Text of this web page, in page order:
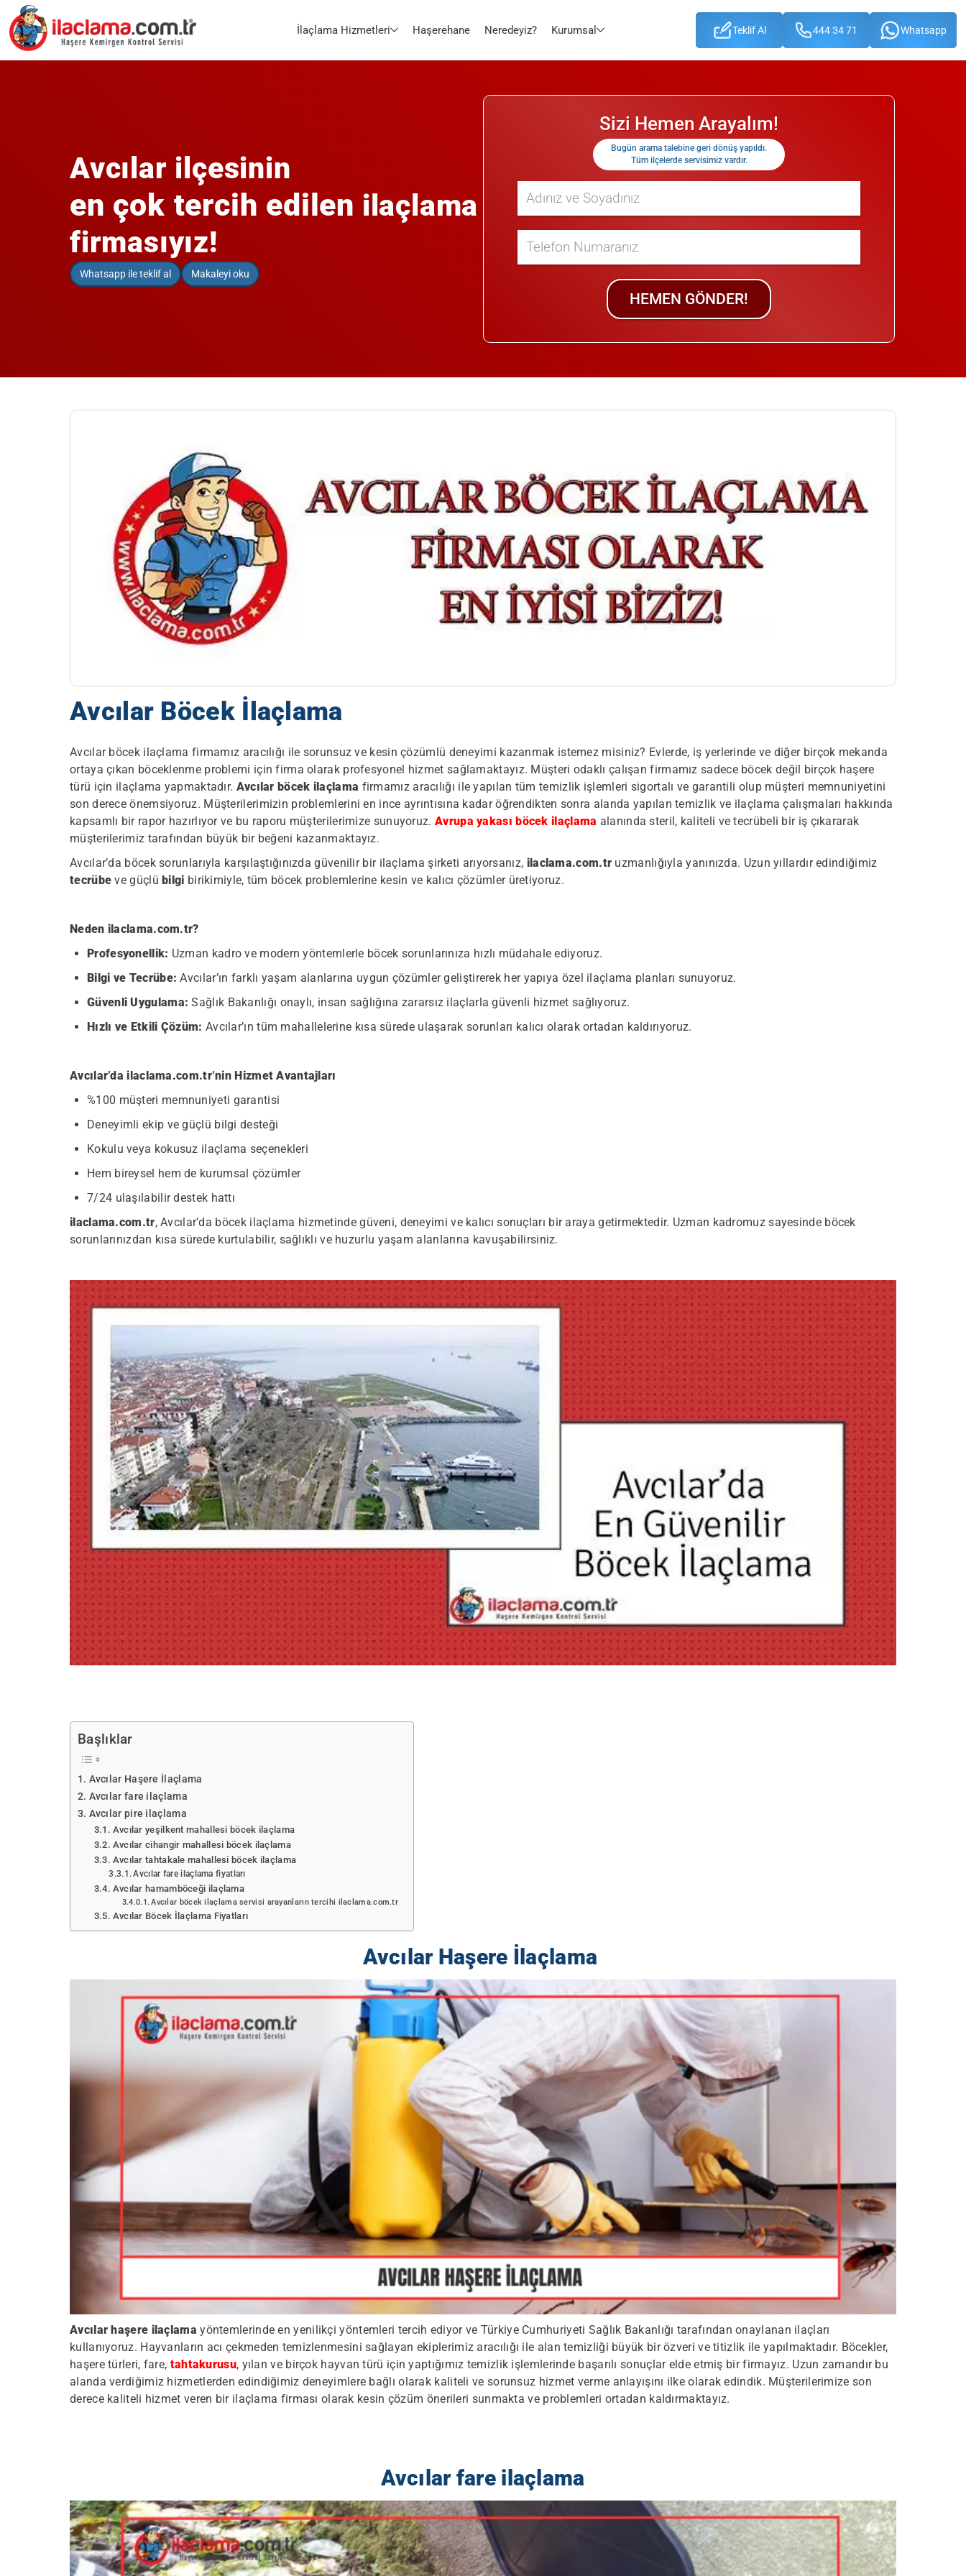
İlaçlama Hizmetleri Haşerehane Neredeyiz? Kurumsal Teklif Al 444 34 71 Whatsapp
Sizi Hemen Arayalım!
Bugün arama talebine geri dönüş yapıldı.
Tüm ilçelerde servisimiz vardır.
HEMEN GÖNDER!
Avcılar ilçesinin
en çok tercih edilen ilaçlama
firmasıyız!
Whatsapp ile teklif al Makaleyi oku
Avcılar Böcek İlaçlama
Avcılar böcek ilaçlama firmamız aracılığı ile sorunsuz ve kesin çözümlü deneyimi kazanmak istemez misiniz? Evlerde, iş yerlerinde ve diğer birçok mekanda
ortaya çıkan böceklenme problemi için firma olarak profesyonel hizmet sağlamaktayız. Müşteri odaklı çalışan firmamız sadece böcek değil birçok haşere
türü için ilaçlama yapmaktadır. Avcılar böcek ilaçlama firmamız aracılığı ile yapılan tüm temizlik işlemleri sigortalı ve garantili olup müşteri memnuniyetini
son derece önemsiyoruz. Müşterilerimizin problemlerini en ince ayrıntısına kadar öğrendikten sonra alanda yapılan temizlik ve ilaçlama çalışmaları hakkında
kapsamlı bir rapor hazırlıyor ve bu raporu müşterilerimize sunuyoruz. Avrupa yakası böcek ilaçlama alanında steril, kaliteli ve tecrübeli bir iş çıkararak
müşterilerimiz tarafından büyük bir beğeni kazanmaktayız.
Avcılar’da böcek sorunlarıyla karşılaştığınızda güvenilir bir ilaçlama şirketi arıyorsanız, ilaclama.com.tr uzmanlığıyla yanınızda. Uzun yıllardır edindiğimiz
tecrübe ve güçlübilgi birikimiyle, tüm böcek problemlerine kesin ve kalıcı çözümler üretiyoruz.
Neden ilaclama.com.tr?
Profesyonellik: Uzman kadro ve modern yöntemlerle böcek sorunlarınıza hızlı müdahale ediyoruz.
Bilgi ve Tecrübe: Avcılar’ın farklı yaşam alanlarına uygun çözümler geliştirerek her yapıya özel ilaçlama planları sunuyoruz.
Güvenli Uygulama: Sağlık Bakanlığı onaylı, insan sağlığına zararsız ilaçlarla güvenli hizmet sağlıyoruz.
Hızlı ve Etkili Çözüm: Avcılar’ın tüm mahallelerine kısa sürede ulaşarak sorunları kalıcı olarak ortadan kaldırıyoruz.
Avcılar’da ilaclama.com.tr’nin Hizmet Avantajları
%100 müşteri memnuniyeti garantisi
Deneyimli ekip ve güçlü bilgi desteği
Kokulu veya kokusuz ilaçlama seçenekleri
Hem bireysel hem de kurumsal çözümler
7/24 ulaşılabilir destek hattı
ilaclama.com.tr, Avcılar’da böcek ilaçlama hizmetinde güveni, deneyimi ve kalıcı sonuçları bir araya getirmektedir. Uzman kadromuz sayesinde böcek
sorunlarınızdan kısa sürede kurtulabilir, sağlıklı ve huzurlu yaşam alanlarına kavuşabilirsiniz.
Başlıklar
Avcılar Haşere İlaçlama
Avcılar fare ilaçlama
Avcılar pire ilaçlama
Avcılar yeşilkent mahallesi böcek ilaçlama
Avcılar cihangir mahallesi böcek ilaçlama
Avcılar tahtakale mahallesi böcek ilaçlama
Avcılar fare ilaçlama fiyatları
Avcılar hamamböceği ilaçlama
Avcılar böcek ilaçlama servisi arayanların tercihi ilaclama.com.tr
Avcılar Böcek İlaçlama Fiyatları
Avcılar Haşere İlaçlama
Avcılar haşere ilaçlamayöntemlerinde en yenilikçi yöntemleri tercih ediyor ve Türkiye Cumhuriyeti Sağlık Bakanlığı tarafından onaylanan ilaçları
kullanıyoruz. Hayvanların acı çekmeden temizlenmesini sağlayan ekiplerimiz aracılığı ile alan temizliği büyük bir özveri ve titizlik ile yapılmaktadır. Böcekler,
haşere türleri, fare, tahtakurusu, yılan ve birçok hayvan türü için yaptığımız temizlik işlemlerinde başarılı sonuçlar elde etmiş bir firmayız. Uzun zamandır bu
alanda verdiğimiz hizmetlerden edindiğimiz deneyimlere bağlı olarak kaliteli ve sorunsuz hizmet verme anlayışını ilke olarak edindik. Müşterilerimize son
derece kaliteli hizmet veren bir ilaçlama firması olarak kesin çözüm önerileri sunmakta ve problemleri ortadan kaldırmaktayız.
Avcılar fare ilaçlama